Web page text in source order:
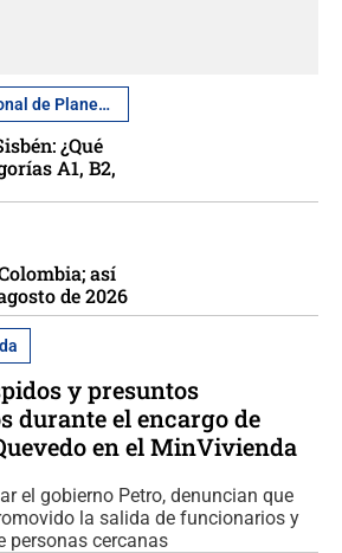
Departamento Nacional de Planeación
¿Qué
A1, B2,
así
de 2026
y presuntos
durante el encargo de
en el MinVivienda
el gobierno Petro, denuncian que
la salida de funcionarios y
personas cercanas